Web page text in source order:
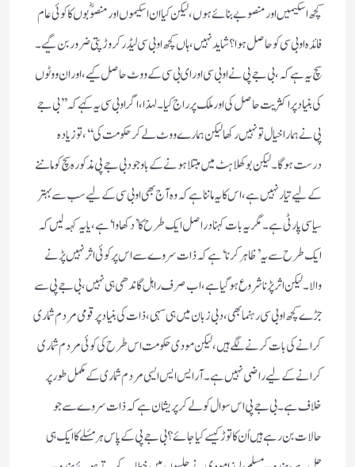
کچھ اسکیمیں اور منصوبے بنائے ہوں ، لیکن کیا ان اسکیموں اور منصوؓبوں کا کوئی عام
فائدہ او بی سی کو حاصل ہوا ؟ شاید نہیں ، ہاں کچھ او بی سی لیڈر کروڑ پتی ضرور بن گیے ۔
سچ یہ ہے کہ ، بی جے پی نے او بی سی اور ای بی سی کے ووٹ حاصل کیے ، اور ان ووٹوں
کی بنیاد پر اکثریت حاصل کی اور ملک پر راج کیا ۔ لہذا ، اگر او بی سی یہ کہے کہ ’’ بی جے
پی نے ہماراخیال تو نہیں رکھا لیکن ہمارے ووٹ لے کر حکومت کی ‘‘، تو زیادہ
درست ہوگا ۔ لیکن بوکھلاہٹ میں مبتلا ہونے کے باوجود بی جے پی مذکورہ سچ کو ماننے
کے لیے تیار نہیں ہے ، اس کا یہ ماننا ہے کہ وہ آج بھی او بی سی کے لیے سب سے بہتر
سیاسی پارٹی ہے ۔ مگر یہ بات کہنا دراصل ایک طرح کا ’ دکھاوا ‘ ہے ، یا یہ کہہ لیں کہ
ایک طرح سے یہ ’ ظاہر کرنا ‘ ہے کہ ذات سروے سے اس پر کوئی اثر نہیں پڑنے
والا ۔ لیکن اثر پڑنا شروع ہو گیا ہے ، اب صرف راہل گاندھی ہی نہیں ، بی جے پی سے
جڑے کچھ او بی سی رہنما بھی ، دبی زبان میں ہی سہی ، ذات کی بنیاد پر قومی مردم شماری
کرانے کی بات کرنے لگے ہیں ، لیکن مودی حکومت اس طرح کی کوئی مردم شماری
کرانے کے لیے راضی نہیں ہے ۔ آر ایس ایس ایسی مردم شماری کے مکمل طور پر
خلاف ہے ۔ بی جے پی اس سوال کو لے کر پریشان ہے کہ ذات سروے سے جو
حالات بن رہے ہیں اُن کا توڑ کیسے کیا جائے ؟ بی جے پی کے پاس ہر مسٔلے کا ایک ہی